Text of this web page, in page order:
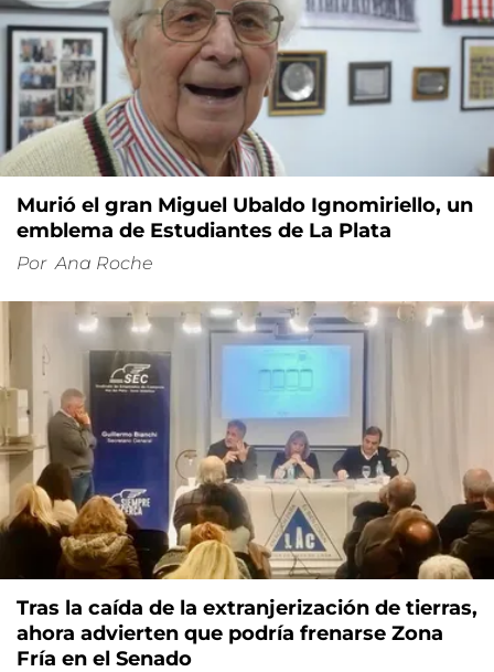
Murió el gran Miguel Ubaldo Ignomiriello, un
emblema de Estudiantes de La Plata
Por Ana Roche
Tras la caída de la extranjerización de tierras,
ahora advierten que podría frenarse Zona
Fría en el Senado